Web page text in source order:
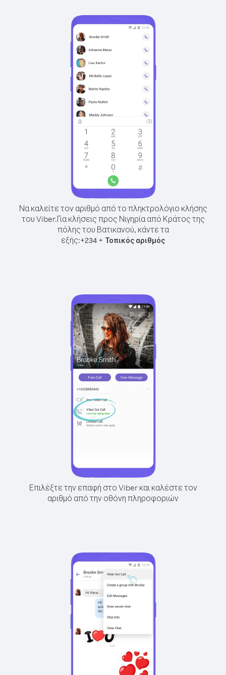
Να καλείτε τον αριθμό από το πληκτρολόγιο κλήσης
του Viber.Για κλήσεις προς Νιγηρία από Κράτος της
πόλης του Βατικανού, κάντε τα
εξής:+234 + Τοπικός αριθμός
Επιλέξτε την επαφή στο Viber και καλέστε τον
αριθμό από την οθόνη πληροφοριών